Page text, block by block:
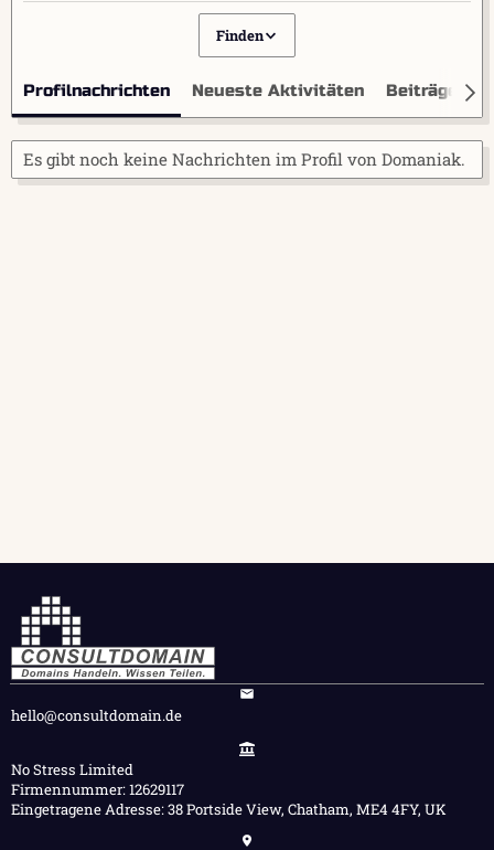
Finden
Profilnachrichten Neueste Aktivitäten Beiträge
Es gibt noch keine Nachrichten im Profil von Domaniak.
hello@consultdomain.de
No Stress Limited
Firmennummer: 12629117
Eingetragene Adresse: 38 Portside View, Chatham, ME4 4FY, UK